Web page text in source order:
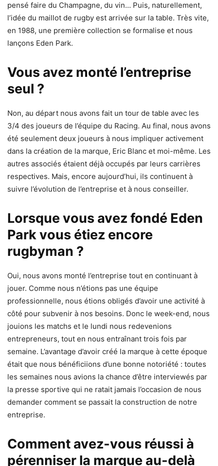
pensé faire du Champagne, du vin… Puis, naturellement,
l’idée du maillot de rugby est arrivée sur la table. Très vite,
en 1988, une première collection se formalise et nous
lançons Eden Park.
Vous avez monté l’entreprise
seul ?
Non, au départ nous avons fait un tour de table avec les
3/4 des joueurs de l’équipe du Racing. Au final, nous avons
été seulement deux joueurs à nous impliquer activement
dans la création de la marque, Eric Blanc et moi-même. Les
autres associés étaient déjà occupés par leurs carrières
respectives. Mais, encore aujourd’hui, ils continuent à
suivre l’évolution de l’entreprise et à nous conseiller.
Lorsque vous avez fondé Eden
Park vous étiez encore
rugbyman ?
Oui, nous avons monté l’entreprise tout en continuant à
jouer. Comme nous n’étions pas une équipe
professionnelle, nous étions obligés d’avoir une activité à
côté pour subvenir à nos besoins. Donc le week-end, nous
jouions les matchs et le lundi nous redevenions
entrepreneurs, tout en nous entraînant trois fois par
semaine. L’avantage d’avoir créé la marque à cette époque
était que nous bénéficiions d’une bonne notoriété : toutes
les semaines nous avions la chance d’être interviewés par
la presse sportive qui ne ratait jamais l’occasion de nous
demander comment se passait la construction de notre
entreprise.
Comment avez-vous réussi à
pérenniser la marque au-delà